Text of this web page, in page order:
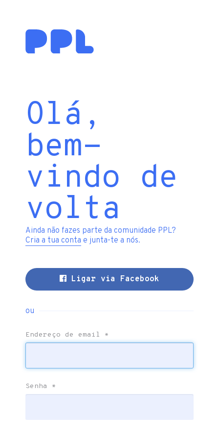
Olá,
bem-
vindo de
volta
Ainda não fazes parte da comunidade PPL?
Cria a tua conta e junta-te a nós.
Ligar via Facebook
ou
Endereço de email *
Senha *